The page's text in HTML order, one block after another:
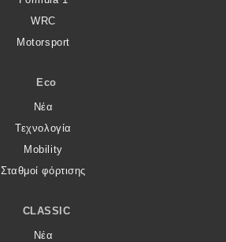
WRC
Motorsport
Eco
Νέα
Τεχνολογία
Mobility
Σταθμοί φόρτισης
CLASSIC
Νέα